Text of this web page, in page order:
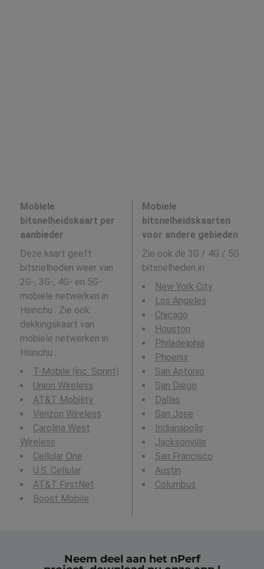
Mobiele
bitsnelheidskaart per
aanbieder
Deze kaart geeft
bitsnelheden weer van
2G-, 3G-, 4G- en 5G-
mobiele netwerken in
Hsinchu . Zie ook:
dekkingskaart van
mobiele netwerken in
Hsinchu .
T-Mobile (inc. Sprint)
Union Wireless
AT&T Mobility
Verizon Wireless
Carolina West
Wireless
Cellular One
U.S. Cellular
AT&T FirstNet
Boost Mobile
Mobiele
bitsnelheidskaarten
voor andere gebieden
Zie ook de 3G / 4G / 5G
bitsnelheden in :
New York City
Los Angeles
Chicago
Houston
Philadelphia
Phoenix
San Antonio
San Diego
Dallas
San Jose
Indianapolis
Jacksonville
San Francisco
Austin
Columbus
Neem deel aan het nPerf